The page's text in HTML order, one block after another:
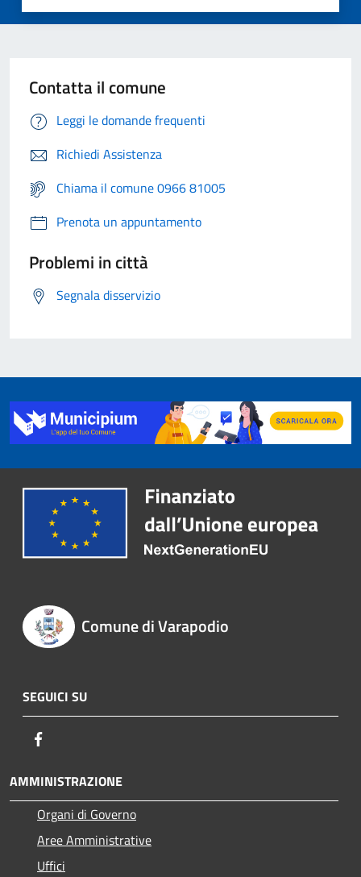
Contatta il comune
Leggi le domande frequenti
Richiedi Assistenza
Chiama il comune 0966 81005
Prenota un appuntamento
Problemi in città
Segnala disservizio
Comune di Varapodio
SEGUICI SU
AMMINISTRAZIONE
Organi di Governo
Aree Amministrative
Uffici